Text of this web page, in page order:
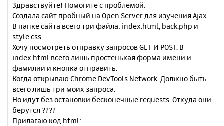
о
б
щ
е
н
и
е
Здравствуйте! Помогите с проблемой.
Создала сайт пробный на Open Server для изучения Ajax.
В папке сайта всего три файла: index.html, back.php и
style.css.
Хочу посмотреть отправку запросов GET И POST. В
index.html всего лишь простенькая форма имени и
фамилии и кнопка отправить.
Когда открываю Chrome DevTools Network. Должно быть
всего лишь три моих запроса.
Но идут без остановки бесконечные requests. Откуда они
берутся ????
Прилагаю код html: